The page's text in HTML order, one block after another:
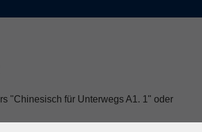
"Chinesisch für Unterwegs A1. 1" oder